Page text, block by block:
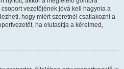
vezetőjének jóvá kell hagynia a
hogy miért szeretnél csatlakozni a
ha elutasítja a kérelmed,